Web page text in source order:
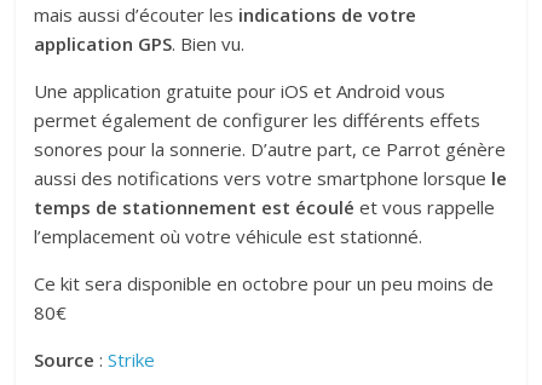
mais aussi d’écouter les indications de votre
application GPS. Bien vu.
Une application gratuite pour iOS et Android vous
permet également de configurer les différents effets
sonores pour la sonnerie. D’autre part, ce Parrot génère
aussi des notifications vers votre smartphone lorsque le
temps de stationnement est écoulé et vous rappelle
l’emplacement où votre véhicule est stationné.
Ce kit sera disponible en octobre pour un peu moins de
80€
Source :Strike